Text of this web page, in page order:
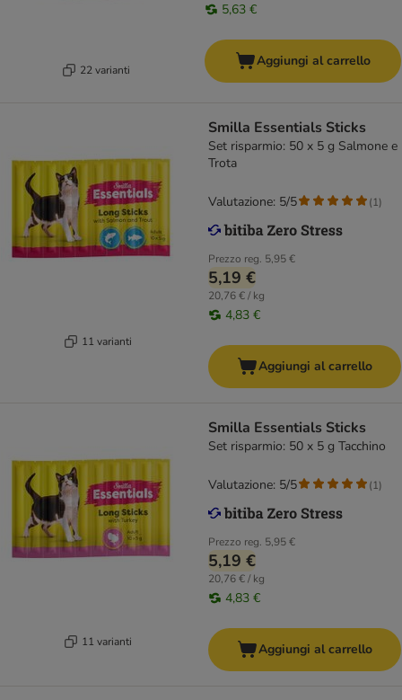
22 varianti
5,63 €
Aggiungi al carrello
11 varianti
Smilla Essentials Sticks
Set risparmio: 50 x 5 g Salmone e
Trota
Prezzo reg. 5,95 €
5,19 €
20,76 € / kg
4,83 €
Valutazione: 5/5 (1)
Aggiungi al carrello
11 varianti
Smilla Essentials Sticks
Set risparmio: 50 x 5 g Tacchino
Prezzo reg. 5,95 €
5,19 €
20,76 € / kg
4,83 €
Valutazione: 5/5 (1)
Aggiungi al carrello